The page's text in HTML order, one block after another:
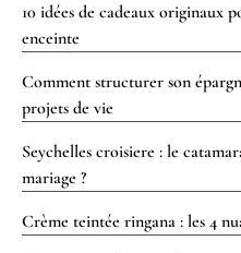
10 idées de cadeaux originaux
enceinte
Comment structurer son
projets de vie
Seychelles croisiere : le
mariage ?
Crème teintée ringana : les 4